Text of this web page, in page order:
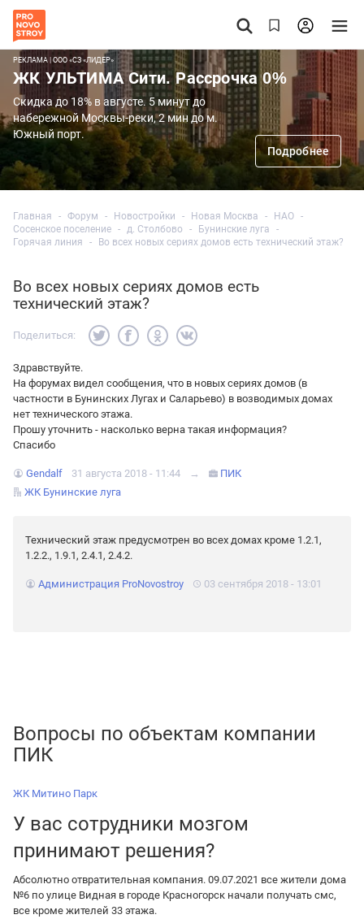
РЕКЛАМА | ООО «СЗ «ЛИДЕР»
ЖК УЛЬТИМА Сити. Рассрочка 0%
Скидка до 18% в августе. 5 минут до
набережной Москвы-реки, 2 мин до м.
Южный порт.
Подробнее
Главная Форум Новостройки Новая Москва
НАО
Сосенское поселение
д. Столбово
Бунинские луга
Горячая линия
Во всех новых сериях домов есть технический этаж?
Во всех новых сериях домов есть
технический этаж?
Поделиться:
Здравствуйте.
На форумах видел сообщения, что в новых сериях домов (в
частности в Бунинских Лугах и Саларьево) в возводимых домах
нет технического этажа.
Прошу уточнить - насколько верна такая информация?
Спасибо
Gendalf 31 августа 2018 - 11:44 →
ПИК
ЖК Бунинские луга
Технический этаж предусмотрен во всех домах кроме 1.2.1,
1.2.2., 1.9.1, 2.4.1, 2.4.2.
Администрация ProNovostroy 03 сентября 2018 - 13:01
Вопросы по объектам компании
ПИК
ЖК Митино Парк
У вас сотрудники мозгом
принимают решения?
Абсолютно отвратительная компания. 09.07.2021 все жители дома
№6 по улице Видная в городе Красногорск начали получать смс,
все кроме жителей 33 этажа.